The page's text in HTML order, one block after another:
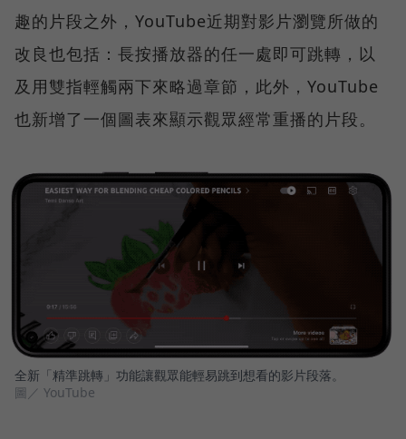
趣的片段之外，YouTube近期對影片瀏覽所做的
改良也包括：長按播放器的任一處即可跳轉，以
及用雙指輕觸兩下來略過章節，此外，YouTube
也新增了一個圖表來顯示觀眾經常重播的片段。
全新「精準跳轉」功能讓觀眾能輕易跳到想看的影片段落。
圖／ YouTube